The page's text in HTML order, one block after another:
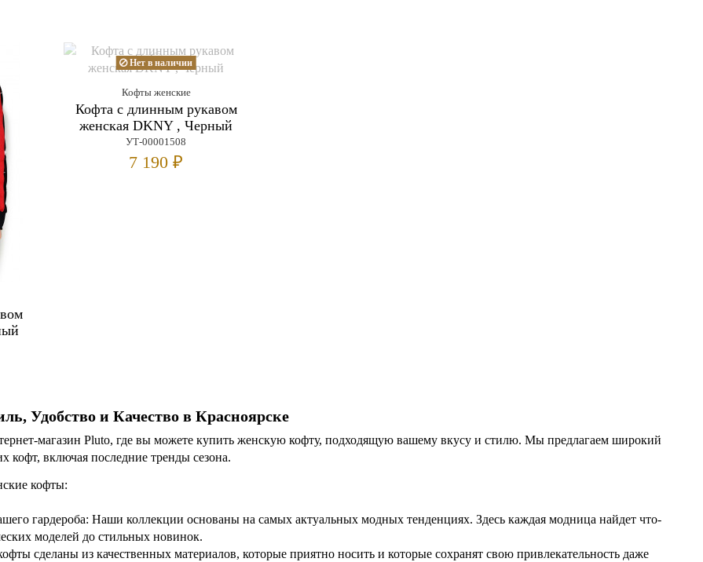
Нет в наличии
Кофты женские
Кофта с длинным рукавом
женская DKNY , Черный
УТ-00001508
7 190 ₽
Удобство и Качество в Красноярске
магазин Pluto, где вы можете купить женскую кофту, подходящую вашему вкусу и стилю. Мы предлагаем широкий
кофт, включая последние тренды сезона.
кофты:
гардероба: Наши коллекции основаны на самых актуальных модных тенденциях. Здесь каждая модница найдет что-
моделей до стильных новинок.
сделаны из качественных материалов, которые приятно носить и которые сохранят свою привлекательность даже